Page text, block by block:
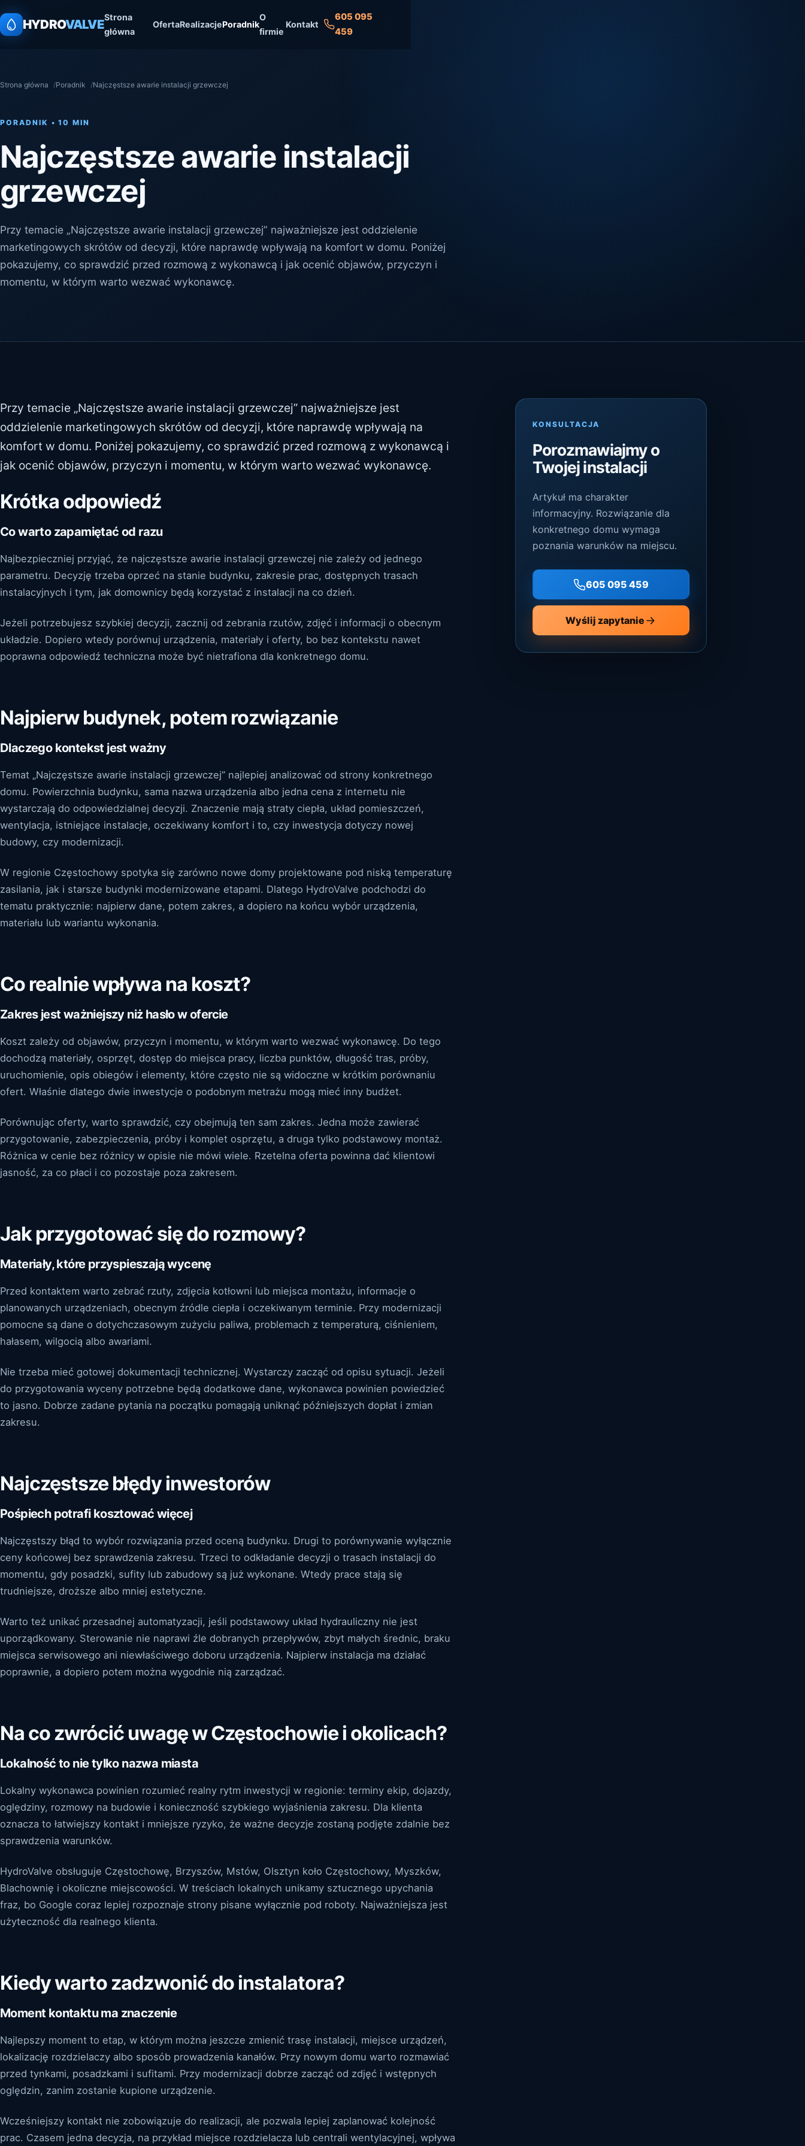
HYDROVALVEStrona
główna
OfertaRealizacjePoradnik
O
firmie
Kontakt
605 095
459
Strona główna Poradnik Najczęstsze awarie instalacji grzewczej
PORADNIK • 10 MIN
Najczęstsze awarie instalacji
grzewczej
Przy temacie „Najczęstsze awarie instalacji grzewczej” najważniejsze jest oddzielenie
marketingowych skrótów od decyzji, które naprawdę wpływają na komfort w domu. Poniżej
pokazujemy, co sprawdzić przed rozmową z wykonawcą i jak ocenić objawów, przyczyn i
momentu, w którym warto wezwać wykonawcę.
Przy temacie „Najczęstsze awarie instalacji grzewczej” najważniejsze jest
oddzielenie marketingowych skrótów od decyzji, które naprawdę wpływają na
komfort w domu. Poniżej pokazujemy, co sprawdzić przed rozmową z wykonawcą i
jak ocenić objawów, przyczyn i momentu, w którym warto wezwać wykonawcę.
Krótka odpowiedź
Co warto zapamiętać od razu
Najbezpieczniej przyjąć, że najczęstsze awarie instalacji grzewczej nie zależy od jednego
parametru. Decyzję trzeba oprzeć na stanie budynku, zakresie prac, dostępnych trasach
instalacyjnych i tym, jak domownicy będą korzystać z instalacji na co dzień.
Jeżeli potrzebujesz szybkiej decyzji, zacznij od zebrania rzutów, zdjęć i informacji o obecnym
układzie. Dopiero wtedy porównuj urządzenia, materiały i oferty, bo bez kontekstu nawet
poprawna odpowiedź techniczna może być nietrafiona dla konkretnego domu.
Najpierw budynek, potem rozwiązanie
Dlaczego kontekst jest ważny
Temat „Najczęstsze awarie instalacji grzewczej” najlepiej analizować od strony konkretnego
domu. Powierzchnia budynku, sama nazwa urządzenia albo jedna cena z internetu nie
wystarczają do odpowiedzialnej decyzji. Znaczenie mają straty ciepła, układ pomieszczeń,
wentylacja, istniejące instalacje, oczekiwany komfort i to, czy inwestycja dotyczy nowej
budowy, czy modernizacji.
W regionie Częstochowy spotyka się zarówno nowe domy projektowane pod niską temperaturę
zasilania, jak i starsze budynki modernizowane etapami. Dlatego HydroValve podchodzi do
tematu praktycznie: najpierw dane, potem zakres, a dopiero na końcu wybór urządzenia,
materiału lub wariantu wykonania.
Co realnie wpływa na koszt?
Zakres jest ważniejszy niż hasło w ofercie
Koszt zależy od objawów, przyczyn i momentu, w którym warto wezwać wykonawcę. Do tego
dochodzą materiały, osprzęt, dostęp do miejsca pracy, liczba punktów, długość tras, próby,
uruchomienie, opis obiegów i elementy, które często nie są widoczne w krótkim porównaniu
ofert. Właśnie dlatego dwie inwestycje o podobnym metrażu mogą mieć inny budżet.
Porównując oferty, warto sprawdzić, czy obejmują ten sam zakres. Jedna może zawierać
przygotowanie, zabezpieczenia, próby i komplet osprzętu, a druga tylko podstawowy montaż.
Różnica w cenie bez różnicy w opisie nie mówi wiele. Rzetelna oferta powinna dać klientowi
jasność, za co płaci i co pozostaje poza zakresem.
Jak przygotować się do rozmowy?
Materiały, które przyspieszają wycenę
Przed kontaktem warto zebrać rzuty, zdjęcia kotłowni lub miejsca montażu, informacje o
planowanych urządzeniach, obecnym źródle ciepła i oczekiwanym terminie. Przy modernizacji
pomocne są dane o dotychczasowym zużyciu paliwa, problemach z temperaturą, ciśnieniem,
hałasem, wilgocią albo awariami.
Nie trzeba mieć gotowej dokumentacji technicznej. Wystarczy zacząć od opisu sytuacji. Jeżeli
do przygotowania wyceny potrzebne będą dodatkowe dane, wykonawca powinien powiedzieć
to jasno. Dobrze zadane pytania na początku pomagają uniknąć późniejszych dopłat i zmian
zakresu.
Najczęstsze błędy inwestorów
Pośpiech potrafi kosztować więcej
Najczęstszy błąd to wybór rozwiązania przed oceną budynku. Drugi to porównywanie wyłącznie
ceny końcowej bez sprawdzenia zakresu. Trzeci to odkładanie decyzji o trasach instalacji do
momentu, gdy posadzki, sufity lub zabudowy są już wykonane. Wtedy prace stają się
trudniejsze, droższe albo mniej estetyczne.
Warto też unikać przesadnej automatyzacji, jeśli podstawowy układ hydrauliczny nie jest
uporządkowany. Sterowanie nie naprawi źle dobranych przepływów, zbyt małych średnic, braku
miejsca serwisowego ani niewłaściwego doboru urządzenia. Najpierw instalacja ma działać
poprawnie, a dopiero potem można wygodnie nią zarządzać.
Na co zwrócić uwagę w Częstochowie i okolicach?
Lokalność to nie tylko nazwa miasta
Lokalny wykonawca powinien rozumieć realny rytm inwestycji w regionie: terminy ekip, dojazdy,
oględziny, rozmowy na budowie i konieczność szybkiego wyjaśnienia zakresu. Dla klienta
oznacza to łatwiejszy kontakt i mniejsze ryzyko, że ważne decyzje zostaną podjęte zdalnie bez
sprawdzenia warunków.
HydroValve obsługuje Częstochowę, Brzyszów, Mstów, Olsztyn koło Częstochowy, Myszków,
Blachownię i okoliczne miejscowości. W treściach lokalnych unikamy sztucznego upychania
fraz, bo Google coraz lepiej rozpoznaje strony pisane wyłącznie pod roboty. Najważniejsza jest
użyteczność dla realnego klienta.
Kiedy warto zadzwonić do instalatora?
Moment kontaktu ma znaczenie
Najlepszy moment to etap, w którym można jeszcze zmienić trasę instalacji, miejsce urządzeń,
lokalizację rozdzielaczy albo sposób prowadzenia kanałów. Przy nowym domu warto rozmawiać
przed tynkami, posadzkami i sufitami. Przy modernizacji dobrze zacząć od zdjęć i wstępnych
oględzin, zanim zostanie kupione urządzenie.
Wcześniejszy kontakt nie zobowiązuje do realizacji, ale pozwala lepiej zaplanować kolejność
prac. Czasem jedna decyzja, na przykład miejsce rozdzielacza lub centrali wentylacyjnej, wpływa
KONSULTACJA
Porozmawiajmy o
Twojej instalacji
Artykuł ma charakter
informacyjny. Rozwiązanie dla
konkretnego domu wymaga
poznania warunków na miejscu.
605 095 459
Wyślij zapytanie